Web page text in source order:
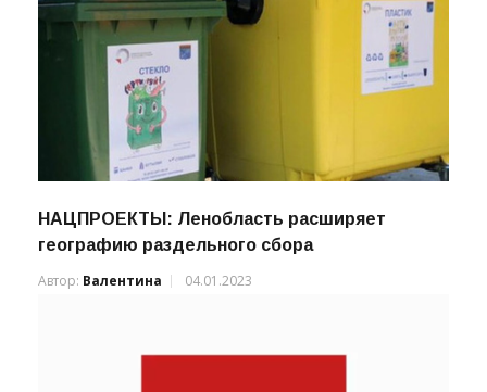
НАЦПРОЕКТЫ: Ленобласть расширяет
географию раздельного сбора
Автор: Валентина 04.01.2023